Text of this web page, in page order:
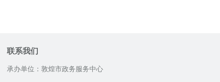
联系我们
承办单位：敦煌市政务服务中心